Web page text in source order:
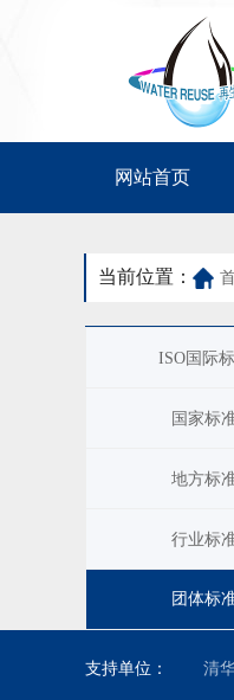
网站首页
当前位置：
ISO国际
国家标
地方标
行业标
团体标
支持单位： 清